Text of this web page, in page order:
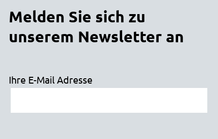
Melden Sie sich zu
unserem Newsletter an
Ihre E-Mail Adresse